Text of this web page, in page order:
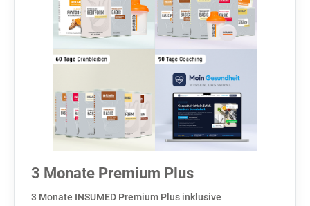
3 Monate Premium Plus
3 Monate INSUMED Premium Plus inklusive